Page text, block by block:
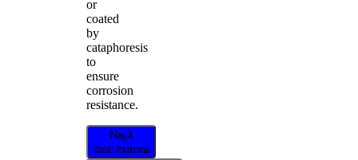
or
coated
by
cataphoresis
to
ensure
corrosion
resistance.
Najít
distributora